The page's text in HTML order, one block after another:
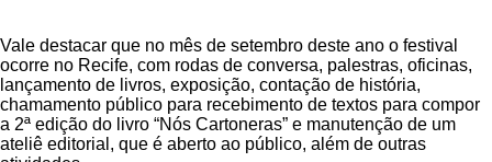
Vale destacar que no mês de setembro deste ano o festival
ocorre no Recife, com rodas de conversa, palestras, oficinas,
lançamento de livros, exposição, contação de história,
chamamento público para recebimento de textos para compor
a 2ª edição do livro “Nós Cartoneras” e manutenção de um
ateliê editorial, que é aberto ao público, além de outras